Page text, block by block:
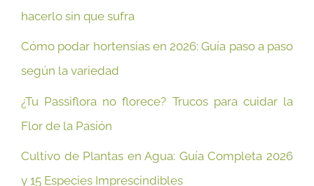
hacerlo sin que sufra
Cómo podar hortensias en 2026: Guía paso a paso
según la variedad
¿Tu Passiflora no florece? Trucos para cuidar la
Flor de la Pasión
Cultivo de Plantas en Agua: Guía Completa 2026
y 15 Especies Imprescindibles